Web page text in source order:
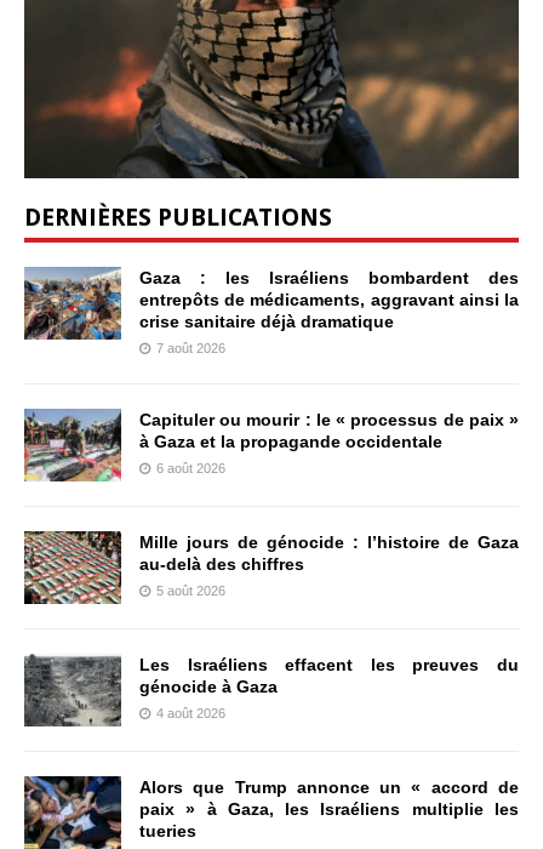
DERNIÈRES PUBLICATIONS
Gaza : les Israéliens bombardent des
entrepôts de médicaments, aggravant ainsi la
crise sanitaire déjà dramatique
7 août 2026
Capituler ou mourir : le « processus de paix »
à Gaza et la propagande occidentale
6 août 2026
Mille jours de génocide : l’histoire de Gaza
au-delà des chiffres
5 août 2026
Les Israéliens effacent les preuves du
génocide à Gaza
4 août 2026
Alors que Trump annonce un « accord de
paix » à Gaza, les Israéliens multiplie les
tueries